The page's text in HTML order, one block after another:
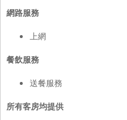
網路服務
上網
餐飲服務
送餐服務
所有客房均提供